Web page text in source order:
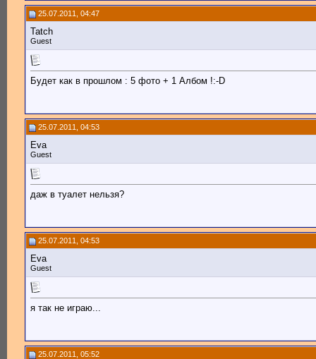
25.07.2011, 04:47
Tatch
Guest
Будет как в прошлом : 5 фото + 1 Албом !:-D
25.07.2011, 04:53
Eva
Guest
даж в туалет нельзя?
25.07.2011, 04:53
Eva
Guest
я так не играю...
25.07.2011, 05:52